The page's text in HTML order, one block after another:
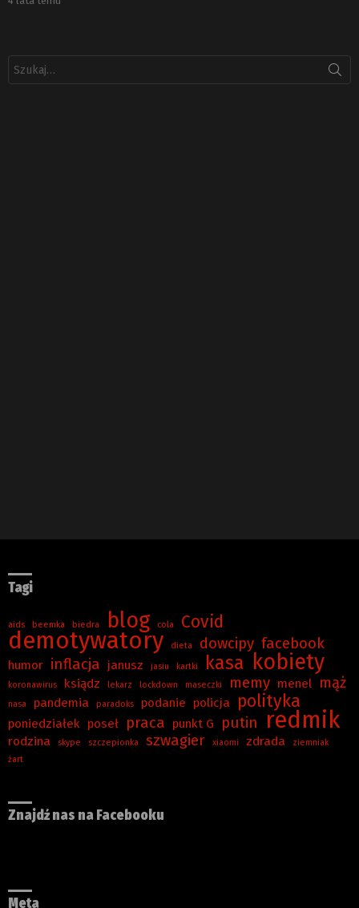
Tagi
aids beemka biedra blog cola Covid
demotywatory dieta dowcipy facebook
humor inflacja janusz jasiu kartki kasa kobiety
koronawirus ksiądz lekarz lockdown maseczki memy menel mąż
nasa pandemia paradoks podanie policja polityka
poniedziałek poseł praca punkt G putin redmik
rodzina skype szczepionka szwagier xiaomi zdrada
ziemniak
żart
Znajdź nas na Facebooku
Meta